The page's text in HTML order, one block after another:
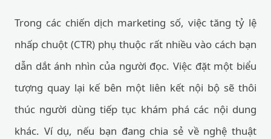
Trong các chiến dịch marketing số, việc tăng tỷ lệ
nhấp chuột (CTR) phụ thuộc rất nhiều vào cách bạn
dẫn dắt ánh nhìn của người đọc. Việc đặt một biểu
tượng quay lại kế bên một liên kết nội bộ sẽ thôi
thúc người dùng tiếp tục khám phá các nội dung
khác. Ví dụ, nếu bạn đang chia sẻ về nghệ thuật